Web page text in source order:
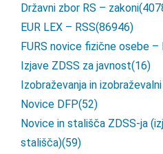
Državni zbor RS – zakoni
EUR LEX – RSS(86946)
FURS novice fizične osebe –
Izjave ZDSS za javnost(16)
Izobraževanja in
Novice DFP(52)
Novice in stališča ZDSS-ja
stališča)(59)